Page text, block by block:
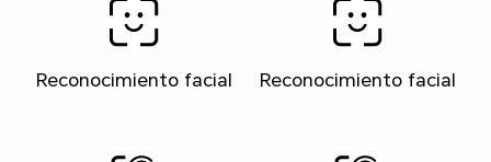
Reconocimiento facial Reconocimiento facial